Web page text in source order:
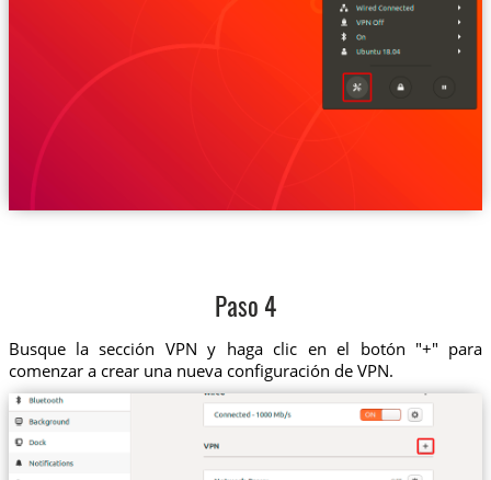
Paso 4
Busque la sección VPN y haga clic en el botón "+" para
comenzar a crear una nueva configuración de VPN.